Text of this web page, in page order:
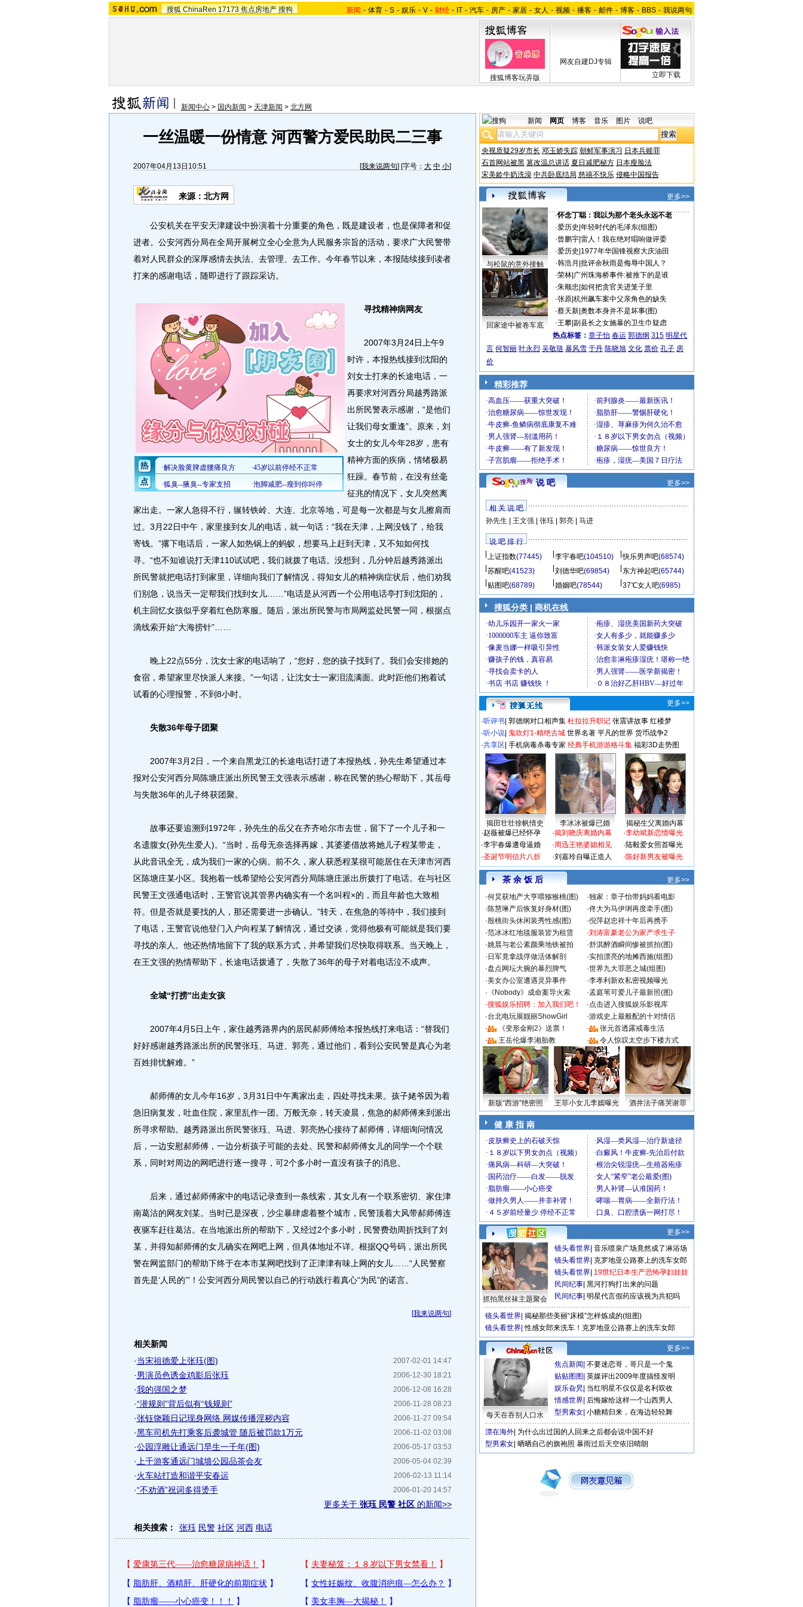
搜狐 ChinaRen 17173 焦点房地产 搜狗 新闻 - 体育 - S - 娱乐 - V - 财经 - IT - 汽车 - 房产 - 家居 - 女人 - 视频 - 播客 - 邮件 - 博客 - BBS - 我说两句
搜狐博客玩弄版
网友自建DJ专辑
立即下载
新闻中心 > 国内新闻 > 天津新闻 > 北方网
一丝温暖一份情意 河西警方爱民助民二三事
2007年04月13日10:51 [我来说两句] [字号： 大 中 小]
来源：北方网
公安机关在平安天津建设中扮演着十分重要的角色，既是建设者，也是保障者和促
进者。公安河西分局在全局开展树立全心全意为人民服务宗旨的活动，要求广大民警带
着对人民群众的深厚感情去执法、去管理、去工作。今年春节以来，本报陆续接到读者
打来的感谢电话，随即进行了跟踪采访。
寻找精神病网友
2007年3月24日上午9
时许，本报热线接到沈阳的
刘女士打来的长途电话，一
再要求对河西分局越秀路派
出所民警表示感谢，“是他们
让我们母女重逢”。原来，刘
女士的女儿今年28岁，患有
精神方面的疾病，情绪极易
狂躁。春节前，在没有丝毫
征兆的情况下，女儿突然离
家出走。一家人急得不行，辗转铁岭、大连、北京等地，可是每一次都是与女儿擦肩而
过。3月22日中午，家里接到女儿的电话，就一句话：“我在天津，上网没钱了，给我
寄钱。”撂下电话后，一家人如热锅上的蚂蚁，想要马上赶到天津，又不知如何找
寻。“也不知谁说打天津110试试吧，我们就拨了电话。没想到，几分钟后越秀路派出
所民警就把电话打到家里，详细向我们了解情况，得知女儿的精神病症状后，他们劝我
们别急，说当天一定帮我们找到女儿……”电话是从河西一个公用电话亭打到沈阳的，
机主回忆女孩似乎穿着红色防寒服。随后，派出所民警与市局网监处民警一同，根据点
滴线索开始“大海捞针”……
晚上22点55分，沈女士家的电话响了，“您好，您的孩子找到了。我们会安排她的
食宿，希望家里尽快派人来接。”一句话，让沈女士一家泪流满面。此时距他们抱着试
试看的心理报警，不到8小时。
失散36年母子团聚
2007年3月2日，一个来自黑龙江的长途电话打进了本报热线，孙先生希望通过本
报对公安河西分局陈塘庄派出所民警王文强表示感谢，称在民警的热心帮助下，其岳母
与失散36年的儿子终获团聚。
故事还要追溯到1972年，孙先生的岳父在齐齐哈尔市去世，留下了一个儿子和一
名遗腹女(孙先生爱人)。“当时，岳母无奈选择再嫁，其婆婆借故将她儿子程某带走，
从此音讯全无，成为我们一家的心病。前不久，家人获悉程某很可能居住在天津市河西
区陈塘庄某小区。我抱着一线希望给公安河西分局陈塘庄派出所拨打了电话。在与社区
民警王文强通电话时，王警官说其管界内确实有一个名叫程×的，而且年龄也大致相
符。但是否就是要找的人，那还需要进一步确认。”转天，在焦急的等待中，我们接到
了电话，王警官说他登门入户向程某了解情况，通过交谈，觉得他极有可能就是我们要
寻找的亲人。他还热情地留下了我的联系方式，并希望我们尽快取得联系。当天晚上，
在王文强的热情帮助下，长途电话拨通了，失散了36年的母子对着电话泣不成声。
全城“打捞”出走女孩
2007年4月5日上午，家住越秀路界内的居民郝师傅给本报热线打来电话：“替我们
好好感谢越秀路派出所的民警张珏、马进、郭亮，通过他们，看到公安民警是真心为老
百姓排忧解难。”
郝师傅的女儿今年16岁，3月31日中午离家出走，四处寻找未果。孩子姥爷因为着
急旧病复发，吐血住院，家里乱作一团。万般无奈，转天凌晨，焦急的郝师傅来到派出
所寻求帮助。越秀路派出所民警张珏、马进、郭亮热心接待了郝师傅，详细询问情况
后，一边安慰郝师傅，一边分析孩子可能的去处。民警和郝师傅女儿的同学一个个联
系，同时对周边的网吧进行逐一搜寻，可2个多小时一直没有孩子的消息。
后来，通过郝师傅家中的电话记录查到一条线索，其女儿有一个联系密切、家住津
南葛沽的网友刘某。当时已是深夜，沙尘暴肆虐着整个城市，民警顶着大风带郝师傅连
夜驱车赶往葛沽。在当地派出所的帮助下，又经过2个多小时，民警费劲周折找到了刘
某，并得知郝师傅的女儿确实在网吧上网，但具体地址不详。根据QQ号码，派出所民
警在网监部门的帮助下终于在本市某网吧找到了正津津有味上网的女儿……“人民警察
首先是‘人民的’”！公安河西分局民警以自己的行动践行着真心“为民”的诺言。
[我来说两句]
相关新闻
2007-02-01 14:47
·当宋祖德爱上张珏(图)
2006-12-30 18:21
·男演员色诱金鸡影后张珏
2006-12-08 16:28
·我的强国之梦
2006-11-28 08:23
·“潜规则”背后似有“钱规则”
2006-11-27 09:54
·张钰饶颖日记现身网络 网媒传播淫秽内容
2006-11-02 03:08
·黑车司机先打乘客后袭城管 随后被罚款1万元
2006-05-17 03:53
·公园浮雕让通远门早生一千年(图)
2006-05-04 02:39
· 上千游客通远门城墙公园品茶会友
2006-02-13 11:14
·火车站打造和谐平安春运
2006-01-20 14:57
·“不劝酒”祝词多得烫手
更多关于 张珏 民警 社区的新闻>>
相关搜索： 张珏 民警 社区 河西 电话
新闻 网页 博客 音乐 图片 说吧
央视质疑29岁市长 邓玉娇失踪 朝鲜军事演习 日本兵赎罪
石首网站被黑 篡改温总讲话 夏日减肥秘方 日本瘦脸法
宋美龄牛奶洗澡 中共卧底结局 慈禧不快乐 侵略中国报告
更多>>
与松鼠的意外接触
回家途中被卷车底
·怀念丁聪：我以为那个老头永远不老
·爱历史 年轻时代的毛泽东(组图)
·曾鹏宇| 雷人！我在绝对唱响做评委
·爱历史 1977年华国锋视察大庆油田
·韩浩月 批评余秋雨是侮辱中国人？
·荣林| 广州珠海桥事件:被推下的是谁
·朱顺忠 如何把贪官关进笼子里
·张原| 杭州飙车案中父亲角色的缺失
·蔡天新| 奥数本身并不是坏事(图)
·王攀| 副县长之女施暴的卫生巾疑虑
热点标签： 章子怡 春运 郭德纲 315 明星代
言 何智丽 叶永烈 吴敬琏 暴风雪 于丹 陈晓旭 文化 票价 孔子 房
价
精彩推荐
说 吧 更多>>
相 关 说 吧
孙先生
王文强| 张珏 郭亮| 马进
说 吧 排 行
上证指数(77445) 李宇春吧(104510) 快乐男声吧(68574)
苏醒吧(41523) 刘德华吧(69854) 东方神起吧(65744)
贴图吧(68789) 婚姻吧(78544) 37℃女人吧(6985)
搜狐分类 | 商机在线
更多>>
·听评书 郭德纲对口相声集 杜拉拉升职记 张震讲故事 红楼梦
·听小说 鬼吹灯1-精绝古城 世界名著 平凡的世界 货币战争2
·共享区 手机病毒杀毒专家 经典手机游游格斗集 福彩3D走势图
揭田壮壮徐帆情史 李冰冰被爆已婚
揭秘生父离婚内幕
·赵薇被爆已经怀孕
·李宇春爆遭母逼婚
·圣诞节明信片八折
·揭刘晓庆离婚内幕
·周迅王艳婆媳相见
·刘嘉玲自曝正造人
·李幼斌新恋情曝光
·陆毅爱女照首曝光
·陈好新男友被曝光
茶 余 饭 后
更多>>
·何炅获地产大亨喂猕猴桃(图) ·独家：章子怡带妈妈看电影
·陈慧琳产后恢复好身材(图) ·佟大为马伊琍再度牵手(图)
·殷桃街头休闲装秀性感(图) ·倪萍赵忠祥十年后再携手
·范冰冰红地毯服装皆为租赁 ·刘涛富豪老公为家产求生子
·姚晨与老公素颜乘地铁被拍 ·舒淇醉酒瞬间惨被抓拍(图)
· 日军竟拿战俘做活体解剖 ·实拍漂亮的地摊西施(组图)
·盘点网坛大腕的暴烈脾气 ·世界九大罪恶之城(组图)
·美女办公室遭遇灵异事件 ·李孝利新欢私密视频曝光
· 《Nobody》成命案导火索 ·孟庭苇可爱儿子最新照(图)
·搜狐娱乐招聘：加入我们吧！ ·点击进入搜狐娱乐影视库
·台北电玩展靓丽ShowGirl ·游戏史上最般配的十对情侣
·
《变形金刚2》送票！ ·
张元首透露戒毒生活
·
王岳伦爆李湘胎教 · 令人惊叹太空步下楼方式
新版“西游”绝密照 王菲小女儿李嫣曝光 酒井法子痛哭谢罪
健 康 指 南
更多>>
抓拍黑丝袜主题聚会
镜头看世界 音乐喷泉广场竟然成了淋浴场
镜头看世界 克罗地亚公路赛上的洗车女郎
镜头看世界 19世纪日本生产恐怖孕妇娃娃
民间纪事 黑河打狗打出来的问题
民间纪事 明星代言假药应该视为共犯吗
镜头看世界 揭秘那些美丽“床模”怎样炼成的(组图)
镜头看世界 性感女郎来洗车！克罗地亚公路赛上的洗车女郎
更多>>
每天在吞别人口水
焦点新闻 不要迷恋哥，哥只是一个鬼
贴贴图图 英媒评出2009年度搞怪发明
娱乐旮旯 当红明星不仅仅是名利双收
情感世界 后悔嫁给这样一个山西男人
型男索女 小糖精归来，在海边轻轻舞
漂在海外 为什么出过国的人回来之后都会说中国不好
型男索女 晒晒自己的旗袍照 暴雨过后天空依旧晴朗